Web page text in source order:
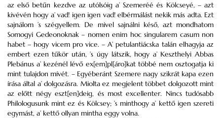
az első betűn kezdve az utólsóig a’ Szemeréé és Kölcseyé, – azt
kivévén hogy a’ vad! igen igen vad! elbérmálást nekik más adta. Ezt
sajnálom ’s szégyellem. De mivel sajnálni késő, azt mondhatom
Somogyi Gedeonoknak – nomen enim hoc singularem casum non
habet – hogy vicem pro vice. – A’ petulantiácska talán elhagyja az
embert ezen tűkör után, ’s úgy látszik, hogy a’ Keszthelyi Abbas
Plebánus a’ kezénél lévő ex[em]pl[áro]kat többé nem osztogatja ki
mint tulajdon mívét. – Egyéberánt Szemere nagy szikrát kapa ezen
írása által a’ dolgozásra. Miolta ez megjelent többet dolgozott mint
az előtt négy eszt[en]deig, és most excellenter. Nincs tudósabb
Philologusunk mint ez és Kölcsey; ’s minthogy a’ kettő igen szereti
egymást, a’ kettő ollyan mintha eggy volna.